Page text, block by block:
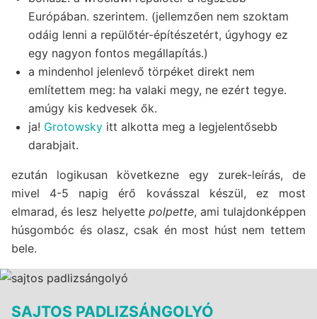
Európában. szerintem. (jellemzően nem szoktam
odáig lenni a repülőtér-építészetért, úgyhogy ez
egy nagyon fontos megállapítás.)
a mindenhol jelenlevő törpéket direkt nem
említettem meg: ha valaki megy, ne ezért tegye.
amúgy kis kedvesek ők.
ja! Grotowsky itt alkotta meg a legjelentősebb
darabjait.
ezután logikusan következne egy zurek-leírás, de
mivel 4-5 napig érő kovásszal készül, ez most
elmarad, és lesz helyette polpette, ami tulajdonképpen
húsgombóc és olasz, csak én most húst nem tettem
bele.
SAJTOS PADLIZSÁNGOLYÓ